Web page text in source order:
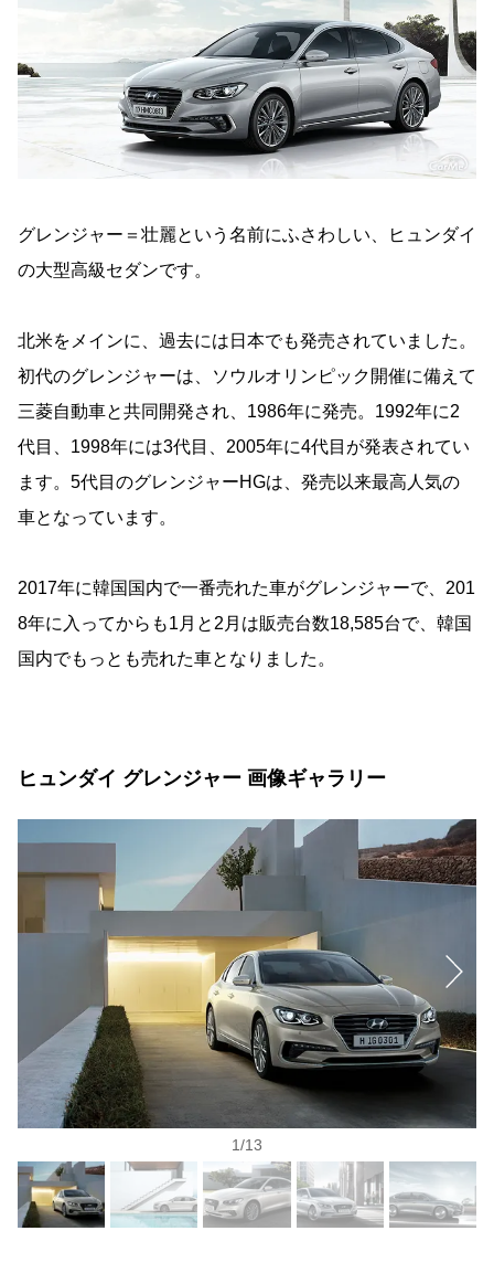
グレンジャー＝壮麗という名前にふさわしい、ヒュンダイ
の大型高級セダンです。
北米をメインに、過去には日本でも発売されていました。
初代のグレンジャーは、ソウルオリンピック開催に備えて
三菱自動車と共同開発され、1986年に発売。1992年に2
代目、1998年には3代目、2005年に4代目が発表されてい
ます。5代目のグレンジャーHGは、発売以来最高人気の
車となっています。
2017年に韓国国内で一番売れた車がグレンジャーで、201
8年に入ってからも1月と2月は販売台数18,585台で、韓国
国内でもっとも売れた車となりました。
ヒュンダイ グレンジャー 画像ギャラリー
1/13